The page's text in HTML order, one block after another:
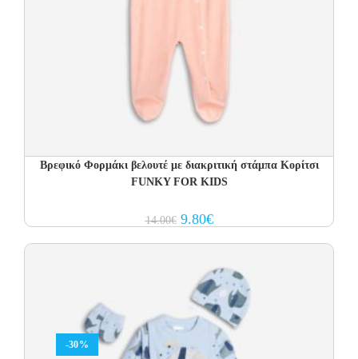
Βρεφικό Φορμάκι βελουτέ με διακριτική στάμπα Κορίτσι
FUNKY FOR KIDS
14.00€ Original
price
9.80€Current
price
-30%